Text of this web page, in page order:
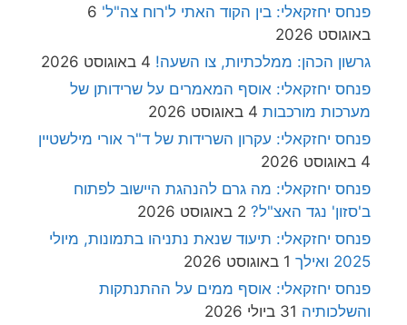
פנחס יחזקאלי: בין הקוד האתי ל'רוח צה"ל' 6
באוגוסט 2026
גרשון הכהן: ממלכתיות, צו השעה! 4 באוגוסט 2026
פנחס יחזקאלי: אוסף המאמרים על שרידותן של
מערכות מורכבות 4 באוגוסט 2026
פנחס יחזקאלי: עקרון השרידות של ד"ר אורי מילשטיין
4 באוגוסט 2026
פנחס יחזקאלי: מה גרם להנהגת היישוב לפתוח
ב'סזון' נגד האצ"ל? 2 באוגוסט 2026
פנחס יחזקאלי: תיעוד שנאת נתניהו בתמונות, מיולי
2025 ואילך
1 באוגוסט 2026
פנחס יחזקאלי: אוסף ממים על ההתנתקות
והשלכותיה 31 ביולי 2026